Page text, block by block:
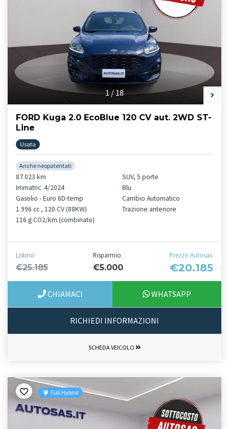
1/18
FORD Kuga 2.0 EcoBlue 120 CV aut. 2WD ST-
Line
Usata
Anche neopatentati
87.023 km
Immatric. 4/2024
Gasolio - Euro 6D-temp
1.996 cc , 120 CV (88KW)
116 g CO2/km (combinato)
SUV, 5 porte
Blu
Cambio Automatico
Trazione anteriore
Listino
€25.185
Risparmio
€5.000
Prezzo Autosas
€20.185
CHIAMACI WHATSAPP
RICHIEDI INFORMAZIONI
SCHEDA VEICOLO
Full Hybrid